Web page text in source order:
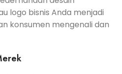
logo bisnis Anda menjadi
konsumen mengenali dan